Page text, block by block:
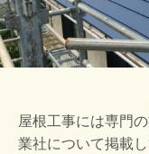
屋根工事には専門
業社について掲載し